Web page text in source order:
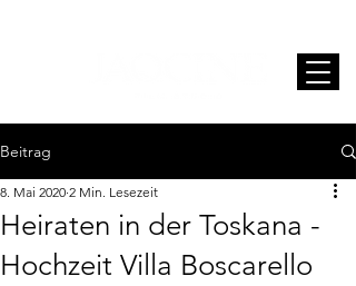
Beitrag
Heiraten in der Toskana -
Hochzeit Villa Boscarello
8. Mai 2020 2 Min. Lesezeit